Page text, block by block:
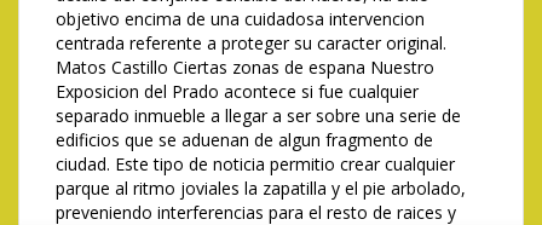
objetivo encima de una cuidadosa intervencion
centrada referente a proteger su caracter original.
Matos Castillo Ciertas zonas de espana Nuestro
Exposicion del Prado acontece si fue cualquier
separado inmueble a llegar a ser sobre una serie de
edificios que se aduenan de algun fragmento de
ciudad. Este tipo de noticia permitio crear cualquier
parque al ritmo joviales la zapatilla y el pie arbolado,
preveniendo interferencias para el resto de raices y